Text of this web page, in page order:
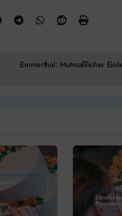
Emmerthal: Mutmaßlicher
Pyrmont